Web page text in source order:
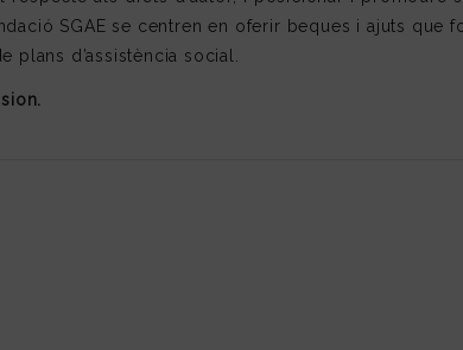
SGAE se centren en oferir beques i ajuts que
d’assistència social.